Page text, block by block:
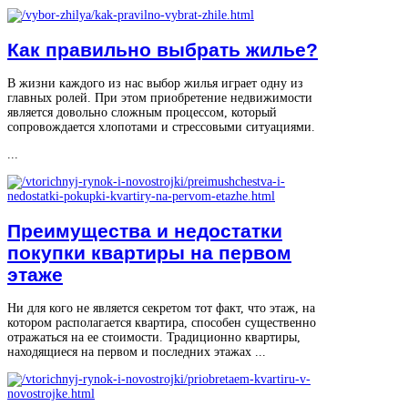
Как правильно выбрать жилье?
В жизни каждого из нас выбор жилья играет одну из
главных ролей. При этом приобретение недвижимости
является довольно сложным процессом, который
сопровождается хлопотами и стрессовыми ситуациями.
...
Преимущества и недостатки
покупки квартиры на первом
этаже
Ни для кого не является секретом тот факт, что этаж, на
котором располагается квартира, способен существенно
отражаться на ее стоимости. Традиционно квартиры,
находящиеся на первом и последних этажах ...